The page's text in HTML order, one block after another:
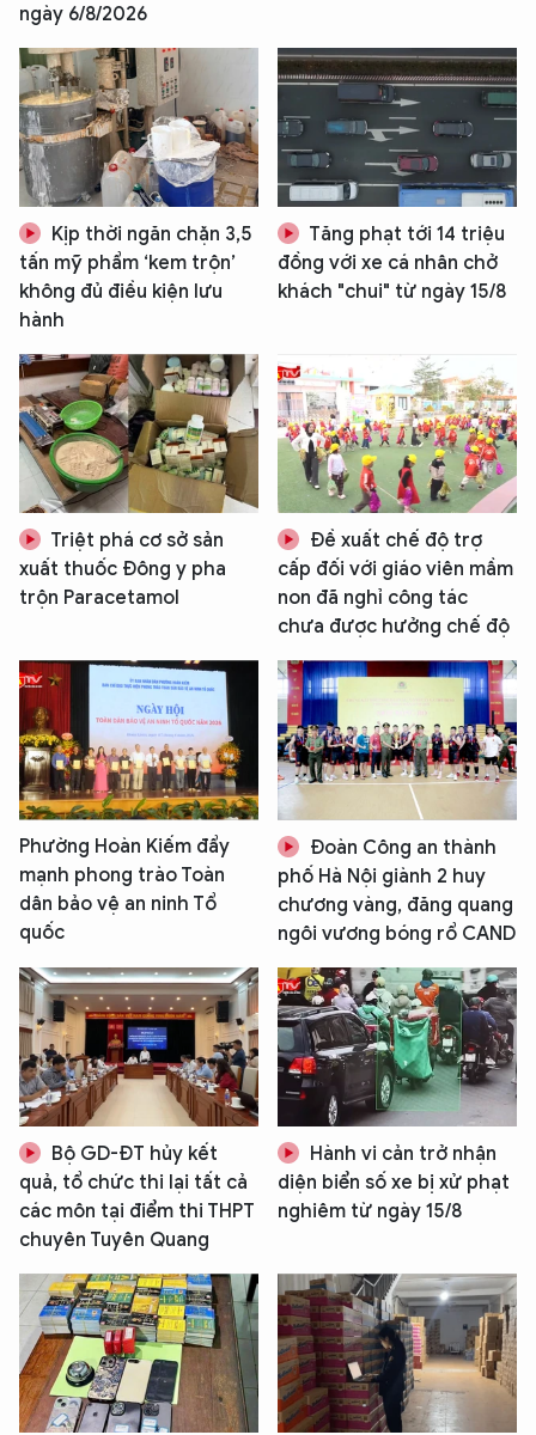
ngày 6/8/2026
Kịp thời ngăn chặn 3,5
tấn mỹ phẩm ‘kem trộn’
không đủ điều kiện lưu
hành
Tăng phạt tới 14 triệu
đồng với xe cá nhân chở
khách "chui" từ ngày 15/8
Triệt phá cơ sở sản
xuất thuốc Đông y pha
trộn Paracetamol
Đề xuất chế độ trợ
cấp đối với giáo viên mầm
non đã nghỉ công tác
chưa được hưởng chế độ
Phường Hoàn Kiếm đẩy
mạnh phong trào Toàn
dân bảo vệ an ninh Tổ
quốc
Đoàn Công an thành
phố Hà Nội giành 2 huy
chương vàng, đăng quang
ngôi vương bóng rổ CAND
Bộ GD-ĐT hủy kết
quả, tổ chức thi lại tất cả
các môn tại điểm thi THPT
chuyên Tuyên Quang
Hành vi cản trở nhận
diện biển số xe bị xử phạt
nghiêm từ ngày 15/8